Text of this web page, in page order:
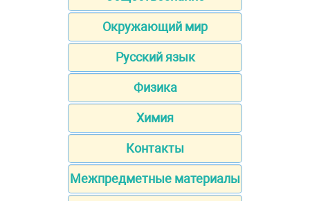
Окружающий мир
Русский язык
Физика
Химия
Контакты
Межпредметные материалы